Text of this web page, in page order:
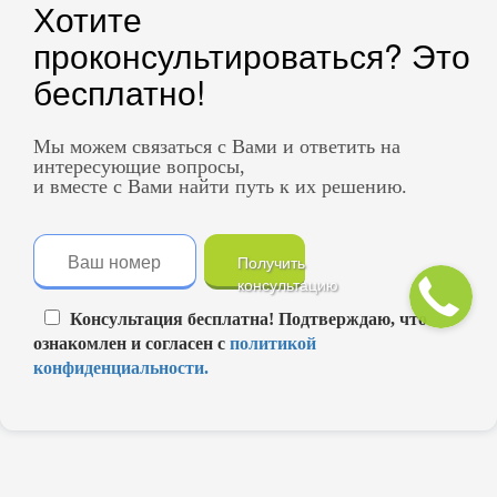
Хотите
проконсультироваться? Это
бесплатно!
Мы можем связаться с Вами и ответить на
интересующие вопросы,
и вместе с Вами найти путь к их решению.
Получить
консультацию
Консультация бесплатна! Подтверждаю, что
ознакомлен и согласен с политикой
конфиденциальности.